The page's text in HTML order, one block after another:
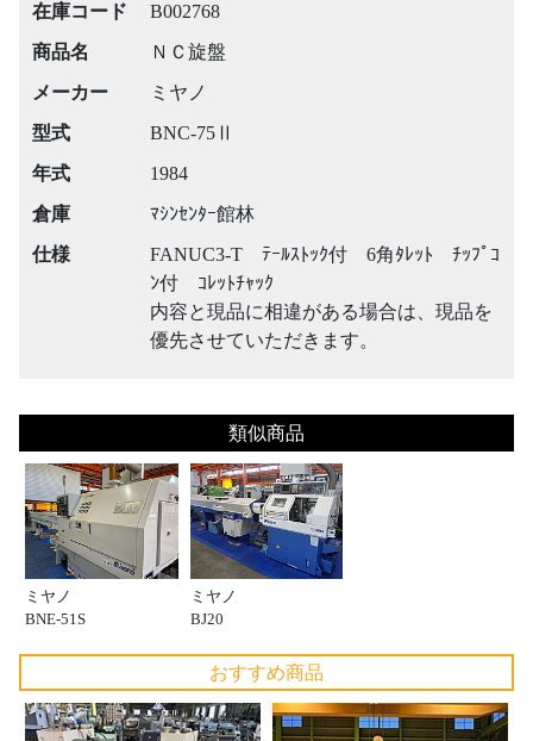
在庫コード
B002768
商品名
ＮＣ旋盤
メーカー
ミヤノ
型式
BNC-75Ⅱ
年式
1984
倉庫
ﾏｼﾝｾﾝﾀｰ館林
仕様
FANUC3-T ﾃｰﾙｽﾄｯｸ付 6角ﾀﾚｯﾄ ﾁｯﾌﾟｺ
ﾝ付 ｺﾚｯﾄﾁｬｯｸ
内容と現品に相違がある場合は、現品を
優先させていただきます。
類似商品
ミヤノ
BNE-51S
ミヤノ
BJ20
おすすめ商品